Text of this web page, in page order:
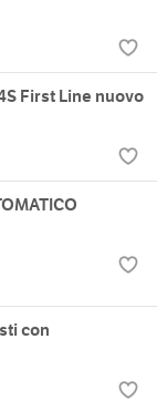
First Line nuovo
con